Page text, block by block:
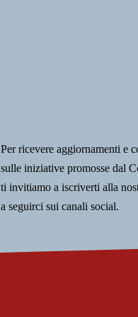
Per ricevere aggiornamenti e
sulle iniziative promosse dal
ti invitiamo a iscriverti alla
a seguirci sui canali social.